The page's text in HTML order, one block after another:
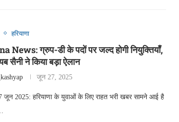
हरियाणा
News: ग्रुप-डी के पदों पर जल्द होगी नियुक्तियाँ,
सैनी ने किया बड़ा ऐलान
जून 27, 2025
जून 2025: हरियाणा के युवाओं के लिए राहत भरी खबर सामने आई है